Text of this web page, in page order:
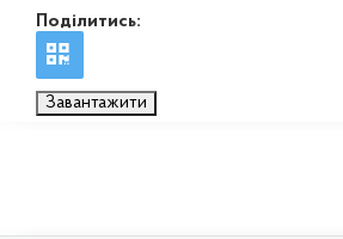
Поділитись:
Завантажити